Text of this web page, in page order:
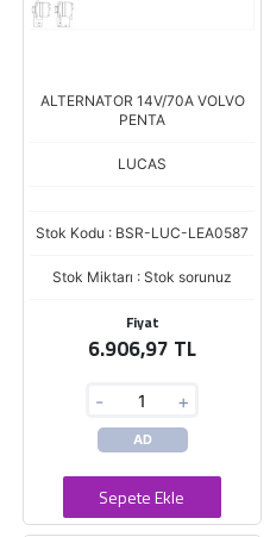
ALTERNATOR 14V/70A VOLVO
PENTA
LUCAS
Stok Kodu : BSR-LUC-LEA0587
Stok Miktarı : Stok sorunuz
Fiyat
6.906,97 TL
- +
AD
Sepete Ekle